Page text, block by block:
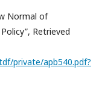
Normal of
Retrieved
private/apb540.pdf?